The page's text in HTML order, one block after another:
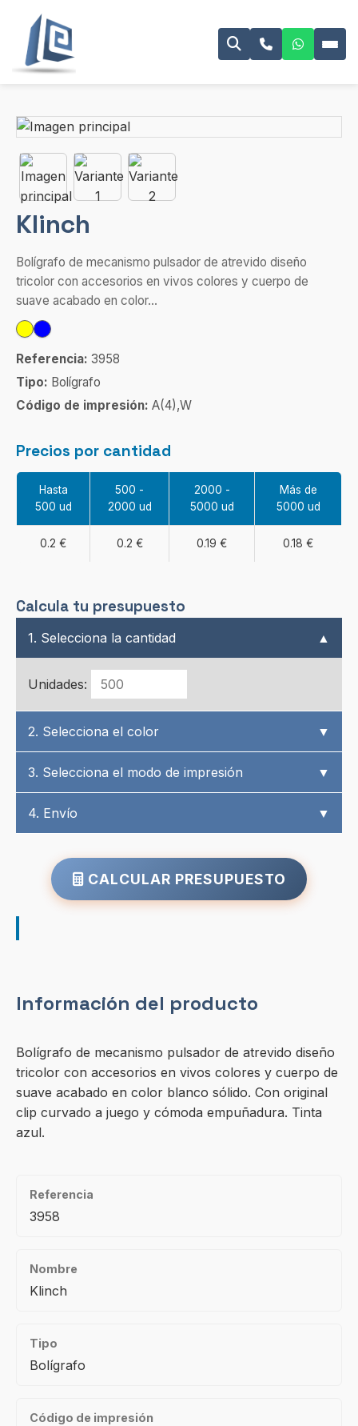
Klinch
Bolígrafo de mecanismo pulsador de atrevido diseño
tricolor con accesorios en vivos colores y cuerpo de
suave acabado en color...
Referencia: 3958
Tipo: Bolígrafo
Código de impresión: A(4),W
Precios por cantidad
Hasta
500 ud
500 -
2000 ud
2000 -
5000 ud
Más de
5000 ud
0.2 € 0.2 € 0.19 € 0.18 €
Calcula tu presupuesto
1. Selecciona la cantidad ▲
Unidades:
2. Selecciona el color ▼
3. Selecciona el modo de impresión ▼
4. Envío ▼
CALCULAR PRESUPUESTO
Información del producto
Bolígrafo de mecanismo pulsador de atrevido diseño
tricolor con accesorios en vivos colores y cuerpo de
suave acabado en color blanco sólido. Con original
clip curvado a juego y cómoda empuñadura. Tinta
azul.
Referencia
3958
Nombre
Klinch
Tipo
Bolígrafo
Código de impresión